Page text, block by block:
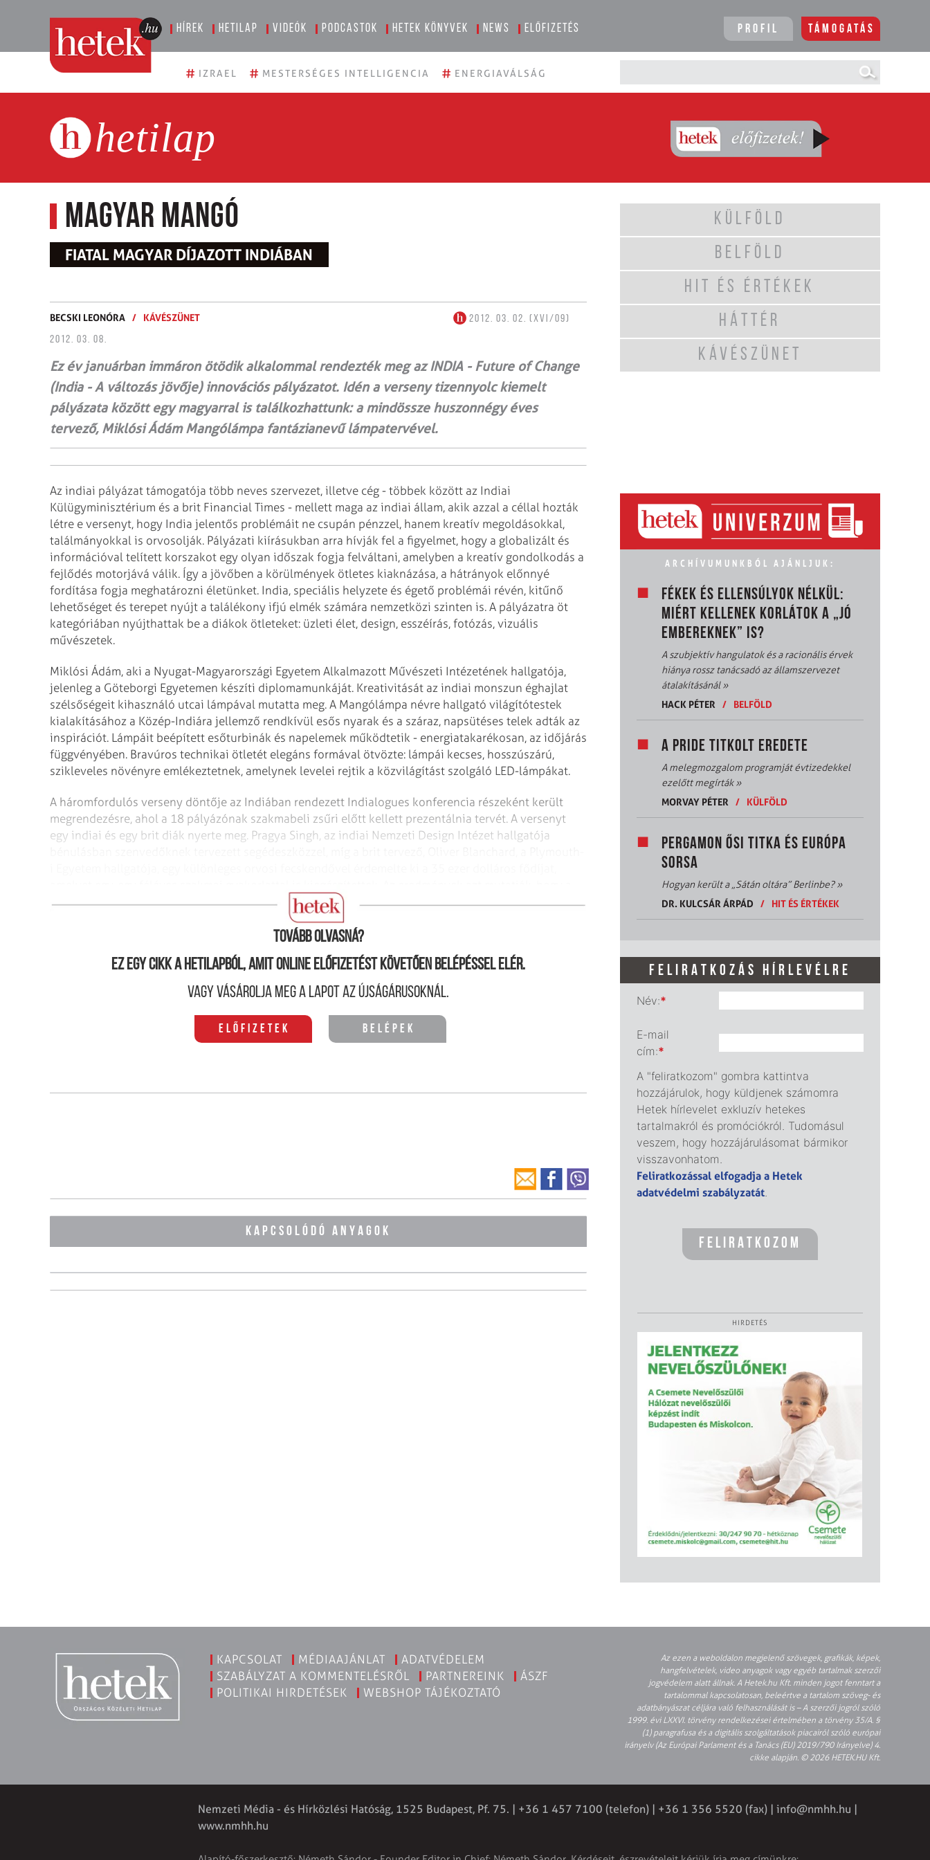
Hírek Hetilap Videók Podcastok Hetek könyvek News Előfizetés Profil Támogatás
# IZRAEL # MESTERSÉGES INTELLIGENCIA # ENERGIAVÁLSÁG
hetilap
Magyar mangó
FIATAL MAGYAR DÍJAZOTT INDIÁBAN
BECSKI LEONÓRA / KÁVÉSZÜNET
2012. 03. 02. (XVI/09)
2012. 03. 08.
Ez év januárban immáron ötödik alkalommal rendezték meg az INDIA - Future of Change
(India - A változás jövője) innovációs pályázatot. Idén a verseny tizennyolc kiemelt
pályázata között egy magyarral is találkozhattunk: a mindössze huszonnégy éves
tervező, Miklósi Ádám Mangólámpa fantázianevű lámpatervével.
Az indiai pályázat támogatója több neves szervezet, illetve cég - többek között az Indiai
Külügyminisztérium és a brit Financial Times - mellett maga az indiai állam, akik azzal a céllal hozták
létre e versenyt, hogy India jelentős problémáit ne csupán pénzzel, hanem kreatív megoldásokkal,
találmányokkal is orvosolják. Pályázati kiírásukban arra hívják fel a figyelmet, hogy a globalizált és
információval telített korszakot egy olyan időszak fogja felváltani, amelyben a kreatív gondolkodás a
fejlődés motorjává válik. Így a jövőben a körülmények ötletes kiaknázása, a hátrányok előnnyé
fordítása fogja meghatározni életünket. India, speciális helyzete és égető problémái révén, kitűnő
lehetőséget és terepet nyújt a találékony ifjú elmék számára nemzetközi szinten is. A pályázatra öt
kategóriában nyújthattak be a diákok ötleteket: üzleti élet, design, esszéírás, fotózás, vizuális
művészetek.
Miklósi Ádám, aki a Nyugat-Magyarországi Egyetem Alkalmazott Művészeti Intézetének hallgatója,
jelenleg a Göteborgi Egyetemen készíti diplomamunkáját. Kreativitását az indiai monszun éghajlat
szélsőségeit kihasználó utcai lámpával mutatta meg. A Mangólámpa névre hallgató világítótestek
kialakításához a Közép-Indiára jellemző rendkívül esős nyarak és a száraz, napsütéses telek adták az
inspirációt. Lámpáit beépített esőturbinák és napelemek működtetik - energiatakarékosan, az időjárás
függvényében. Bravúros technikai ötletét elegáns formával ötvözte: lámpái kecses, hosszúszárú,
szikleveles növényre emlékeztetnek, amelynek levelei rejtik a közvilágítást szolgáló LED-lámpákat.
A háromfordulós verseny döntője az Indiában rendezett Indialogues konferencia részeként került
megrendezésre, ahol a 18 pályázónak szakmabeli zsűri előtt kellett prezentálnia tervét. A versenyt
egy indiai és egy brit diák nyerte meg. Pragya Singh, az indiai Nemzeti Design Intézet hallgatója
kiírók elsősorban azokat az ötleteket értékelték, amelyek az egészségügyben jelenthetnek megoldást.
Tovább olvasná?
Ez egy cikk a hetilapból, amit online előfizetést követően belépéssel elér.
Vagy vásárolja meg a lapot az újságárusoknál.
Előfizetek Belépek
KAPCSOLÓDÓ ANYAGOK
KÜLFÖLD
BELFÖLD
HIT ÉS ÉRTÉKEK
HÁTTÉR
KÁVÉSZÜNET
ARCHÍVUMUNKBÓL AJÁNLJUK:
FÉKEK ÉS ELLENSÚLYOK NÉLKÜL:
MIÉRT KELLENEK KORLÁTOK A „JÓ
EMBEREKNEK” IS?
A szubjektív hangulatok és a racionális érvek
hiánya rossz tanácsadó az államszervezet
átalakításánál»
HACK PÉTER
/ BELFÖLD
A PRIDE TITKOLT EREDETE
A melegmozgalom programját évtizedekkel
ezelőtt megírták»
MORVAY PÉTER
/ KÜLFÖLD
PERGAMON ŐSI TITKA ÉS EURÓPA
SORSA
Hogyan került a „Sátán oltára” Berlinbe?»
DR. KULCSÁR ÁRPÁD
/ HIT ÉS ÉRTÉKEK
FELIRATKOZÁS HÍRLEVÉLRE
Név:*
E-mail
cím:*
A "feliratkozom" gombra kattintva
hozzájárulok, hogy küldjenek számomra
Hetek hírlevelet exkluzív hetekes
tartalmakról és promóciókról. Tudomásul
veszem, hogy hozzájárulásomat bármikor
visszavonhatom.
Feliratkozással elfogadja a Hetek
adatvédelmi szabályzatát.
HIRDETÉS
KAPCSOLAT MÉDIAAJÁNLAT
ADATVÉDELEM
SZABÁLYZAT A KOMMENTELÉSRŐL
PARTNEREINK
ÁSZF
POLITIKAI HIRDETÉSEK
WEBSHOP TÁJÉKOZTATÓ
Az ezen a weboldalon megjelenő szövegek, grafikák, képek,
hangfelvételek, video anyagok vagy egyéb tartalmak szerzői
jogvédelem alatt állnak. A Hetek.hu Kft. minden jogot fenntart a
tartalommal kapcsolatosan, beleértve a tartalom szöveg- és
adatbányászat céljára való felhasználását is – A szerzői jogról szóló
1999. évi LXXVI. törvény rendelkezései értelmében a törvény 35/A. §
(1) paragrafusa és a digitális szolgáltatások piacairól szóló európai
irányelv (Az Európai Parlament és a Tanács (EU) 2019/790 Irányelve) 4.
cikke alapján. © 2026 HETEK.HU Kft.
Nemzeti Média - és Hírközlési Hatóság, 1525 Budapest, Pf. 75. | +36 1 457 7100 (telefon) | +36 1 356 5520 (fax) | info@nmhh.hu
www.nmhh.hu